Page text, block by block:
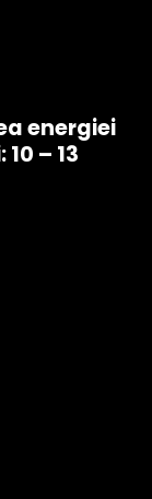
energiei
– 13